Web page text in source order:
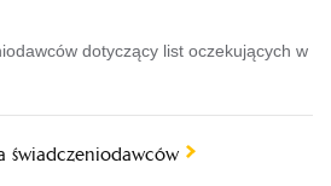
dotyczący list oczekujących w
świadczeniodawców